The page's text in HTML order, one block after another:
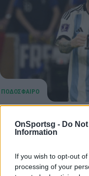
OnSportsg - Do
Information
If you wish to opt-out
processing of your
Πανζουρλισμός
παρουσία του στο
παροξυσμό από